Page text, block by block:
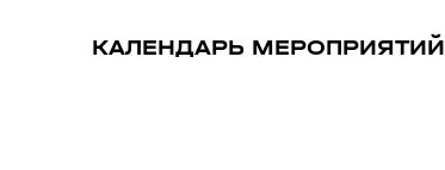
КАЛЕНДАРЬ МЕРОПРИЯТИЙ